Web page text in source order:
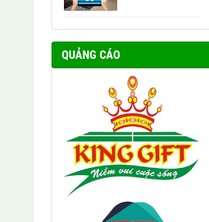
QUẢNG CÁO